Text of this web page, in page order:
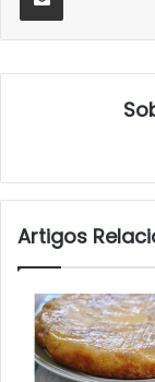
Artigos